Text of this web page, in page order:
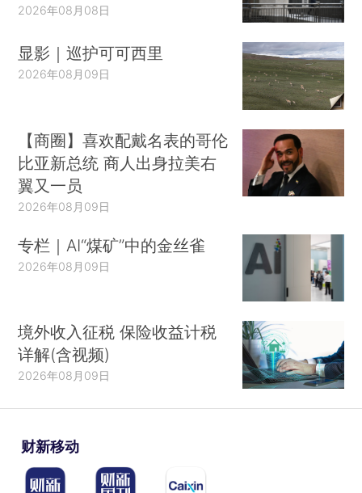
2026年08月08日
显影｜巡护可可西里
2026年08月09日
【商圈】喜欢配戴名表的哥伦
比亚新总统 商人出身拉美右
翼又一员
2026年08月09日
专栏｜AI“煤矿”中的金丝雀
2026年08月09日
境外收入征税 保险收益计税
详解(含视频)
2026年08月09日
财新移动